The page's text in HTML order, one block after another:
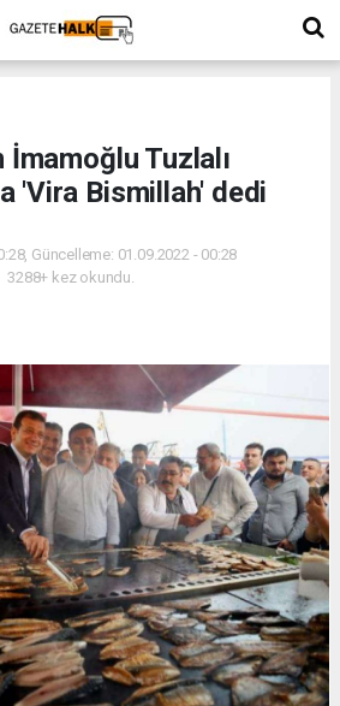
İmamoğlu Tuzlalı
'Vira Bismillah' dedi
Güncelleme: 01.09.2022 - 00:28
3288+ kez okundu.